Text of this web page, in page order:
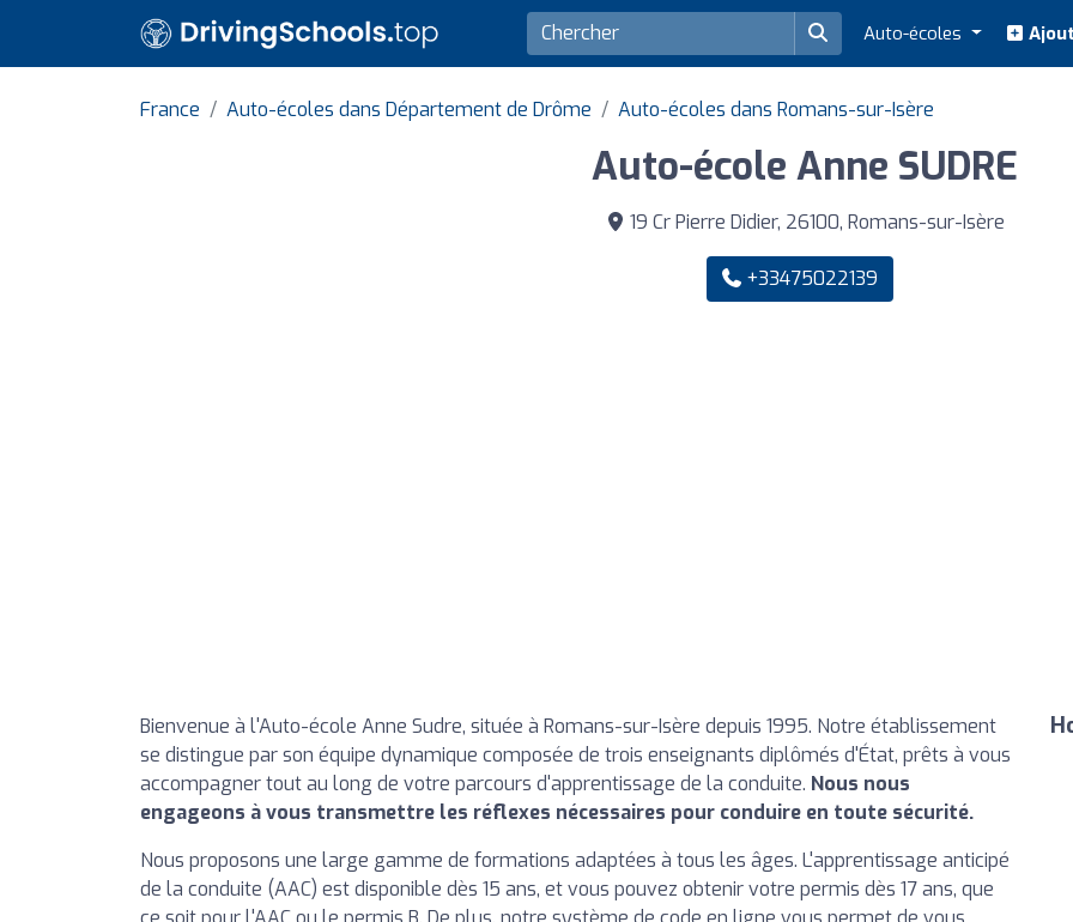
Auto-écoles
France Auto-écoles dans Département de Drôme Auto-écoles dans Romans-sur-Isère
Auto-école Anne SUDRE
19 Cr Pierre Didier, 26100, Romans-sur-Isère
+33475022139
Bienvenue à l'Auto-école Anne Sudre, située à Romans-sur-Isère depuis 1995. Notre établissement
se distingue par son équipe dynamique composée de trois enseignants diplômés d'État, prêts à vous
accompagner tout au long de votre parcours d'apprentissage de la conduite. Nous nous
engageons à vous transmettre les réflexes nécessaires pour conduire en toute sécurité.
Nous proposons une large gamme de formations adaptées à tous les âges. L'apprentissage anticipé
de la conduite (AAC) est disponible dès 15 ans, et vous pouvez obtenir votre permis dès 17 ans, que